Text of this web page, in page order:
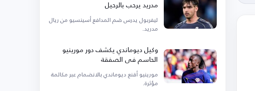
مدريد يرحب بالرحيل
ليفربول يدرس ضم المدافع أسينسيو من ريال
مدريد.
وكيل ديوماندي يكشف دور مورينيو
الحاسم في الصفقة
مورينيو أقنع ديوماندي بالانضمام عبر مكالمة
مؤثرة.